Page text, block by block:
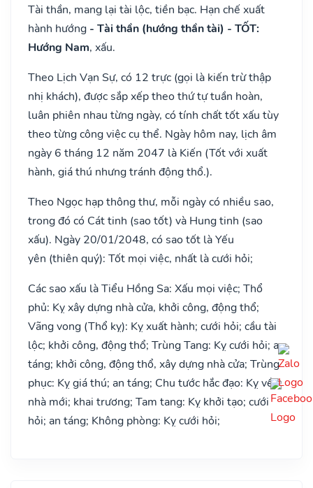
Tài thần, mang lại tài lộc, tiền bạc. Hạn chế xuất
hành hướng - Tài thần (hướng thần tài) - TỐT:
Hướng Nam, xấu.
Theo Lịch Vạn Sự, có 12 trực (gọi là kiến trừ thập
nhị khách), được sắp xếp theo thứ tự tuần hoàn,
luân phiên nhau từng ngày, có tính chất tốt xấu tùy
theo từng công việc cụ thể. Ngày hôm nay, lịch âm
ngày 6 tháng 12 năm 2047 là Kiến (Tốt với xuất
hành, giá thú nhưng tránh động thổ.).
Theo Ngọc hạp thông thư, mỗi ngày có nhiều sao,
trong đó có Cát tinh (sao tốt) và Hung tinh (sao
xấu). Ngày 20/01/2048, có sao tốt là Yếu
yên (thiên quý): Tốt mọi việc, nhất là cưới hỏi;
Các sao xấu là Tiểu Hồng Sa: Xấu mọi việc; Thổ
phủ: Kỵ xây dựng nhà cửa, khởi công, động thổ;
Vãng vong (Thổ kỵ): Kỵ xuất hành; cưới hỏi; cầu tài
lộc; khởi công, động thổ; Trùng Tang: Kỵ cưới hỏi; an
táng; khởi công, động thổ, xây dựng nhà cửa; Trùng
phục: Kỵ giá thú; an táng; Chu tước hắc đạo: Kỵ về
nhà mới; khai trương; Tam tang: Kỵ khởi tạo; cưới
hỏi; an táng; Không phòng: Kỵ cưới hỏi;